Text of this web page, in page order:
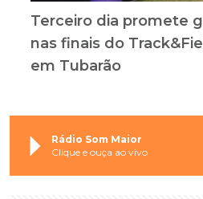
Terceiro dia promete
nas finais do
em Tubarão
Rádio Som Maior
Clique e ouça ao vivo